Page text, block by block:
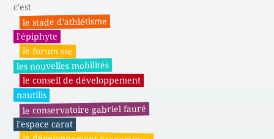
c'est
le stade d'athlétisme
l'épiphyte
le forum sse
les nouvelles mobilités
le conseil de développement
nautilis
le conservatoire gabriel fauré
l'espace carat